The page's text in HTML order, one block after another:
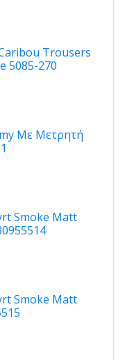
Trousers
5085-270
Με Μετρητή
Smoke Matt
Smoke Matt